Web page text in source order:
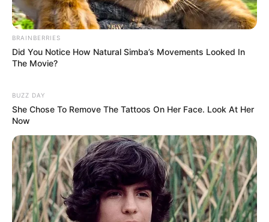
Ukuran Baju: –
Pendidikan
Keluarga
Ayah: –
Ibu: –
Saudara Laki-laki: –
Saudara Perempuan: –
Pacar
BRAINBERRIES
Did You Notice How Natural Simba’s Movements Looked In
The Movie?
BUZZ DAY
She Chose To Remove The Tattoos On Her Face. Look At Her
Now